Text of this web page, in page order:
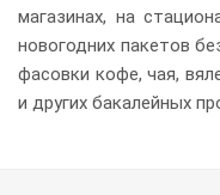
магазинах, на
новогодних пакетов
фасовки кофе, чая,
и других бакалейных